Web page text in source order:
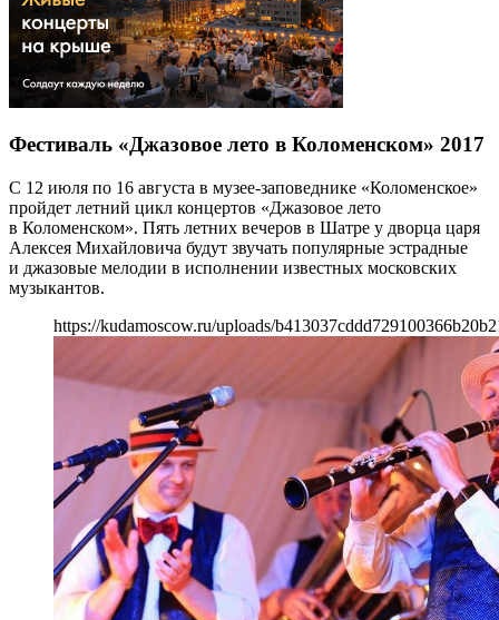
Фестиваль «Джазовое лето в Коломенском» 2017
С 12 июля по 16 августа в музее-заповеднике «Коломенское»
пройдет летний цикл концертов «Джазовое лето
в Коломенском». Пять летних вечеров в Шатре у дворца царя
Алексея Михайловича будут звучать популярные эстрадные
и джазовые мелодии в исполнении известных московских
музыкантов.
https://kudamoscow.ru/uploads/